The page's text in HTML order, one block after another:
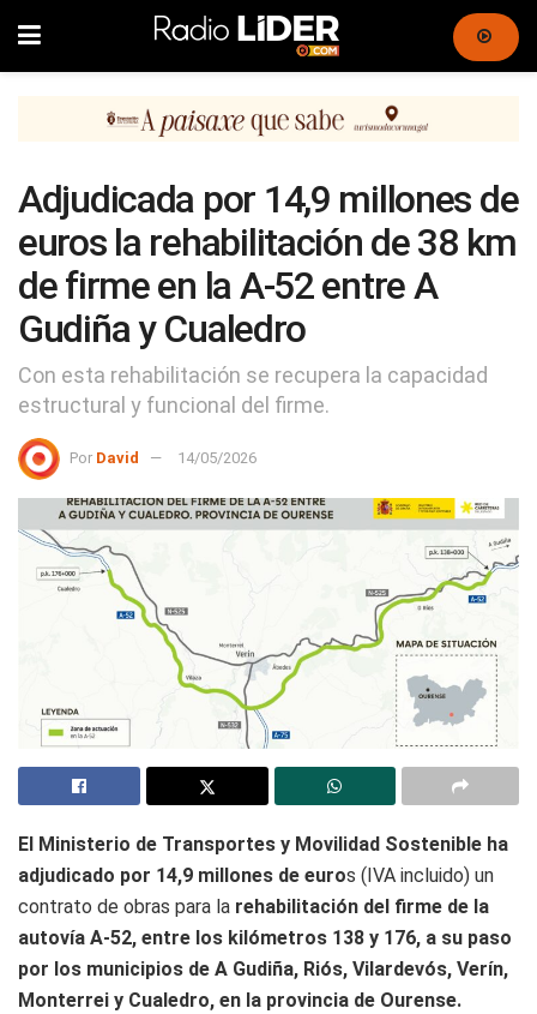
Adjudicada por 14,9 millones de
euros la rehabilitación de 38 km
de firme en la A-52 entre A
Gudiña y Cualedro
Con esta rehabilitación se recupera la capacidad
estructural y funcional del firme.
Por David 14/05/2026
El Ministerio de Transportes y Movilidad Sostenible ha
adjudicado por 14,9 millones de euros (IVA incluido) un
contrato de obras para la rehabilitación del firme de la
autovía A-52, entre los kilómetros 138 y 176, a su paso
por los municipios de A Gudiña, Riós, Vilardevós, Verín,
Monterrei y Cualedro, en la provincia de Ourense.